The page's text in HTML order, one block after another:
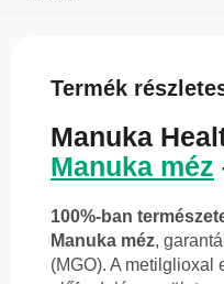
Termék
Manuka
Manuka méz
100%-ban
Manuka méz,
(MGO). A metilglioxal